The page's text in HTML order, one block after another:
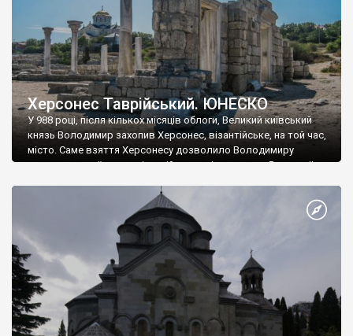
Херсонес Таврійський. ЮНЕСКО
У 988 році, після кількох місяців облоги, Великий київський
князь Володимир захопив Херсонес, візантійське, на той час,
місто. Саме взяття Херсонесу дозволило Володимиру
диктувати свої умови візантійському імператору Василю ІІ, та
Херсонесі Володимир-язичник, став Василем-християнином.
А потім було Хрещення Русі. На честь Херсонесу Таврійського